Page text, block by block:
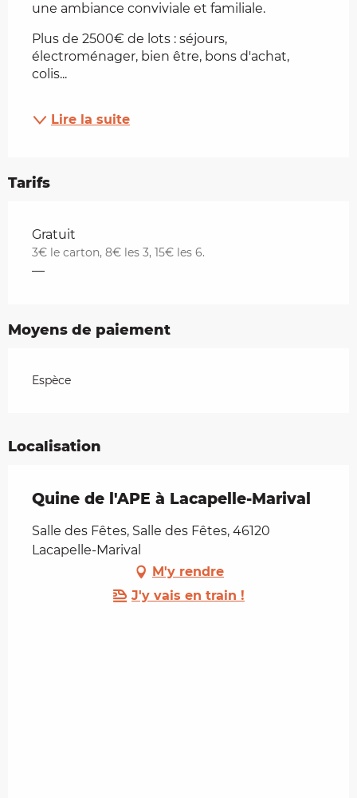
une ambiance conviviale et familiale.
Plus de 2500€ de lots : séjours,
électroménager, bien être, bons d'achat,
colis...
Lire la suite
Tarifs
Tarifs 2026
Gratuit
3€ le carton, 8€ les 3, 15€ les 6.
—
Moyens de paiement
Espèce
Localisation
Quine de l'APE à Lacapelle-Marival
Salle des Fêtes, Salle des Fêtes, 46120
Lacapelle-Marival
M'y rendre
J'y vais en train !